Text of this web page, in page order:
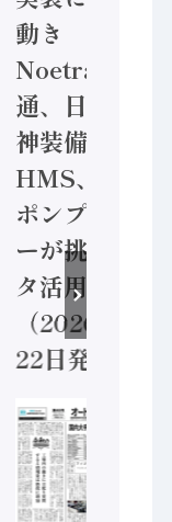
動き
Noetra、富士
通、日立 / 兵
神装備 ×
HMS、老舗
ポンプメーカ
ーが挑むデー
タ活用 など
（2026年7月
22日発行）